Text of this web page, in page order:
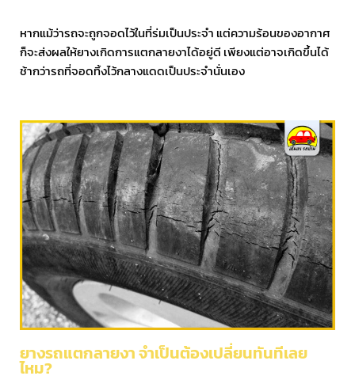
หากแม้ว่ารถจะถูกจอดไว้ในที่ร่มเป็นประจำ แต่ความร้อนของอากาศ
ก็จะส่งผลให้ยางเกิดการแตกลายงาได้อยู่ดี เพียงแต่อาจเกิดขึ้นได้
ช้ากว่ารถที่จอดทิ้งไว้กลางแดดเป็นประจำนั่นเอง
ยางรถแตกลายงา จำเป็นต้องเปลี่ยนทันทีเลย
ไหม?